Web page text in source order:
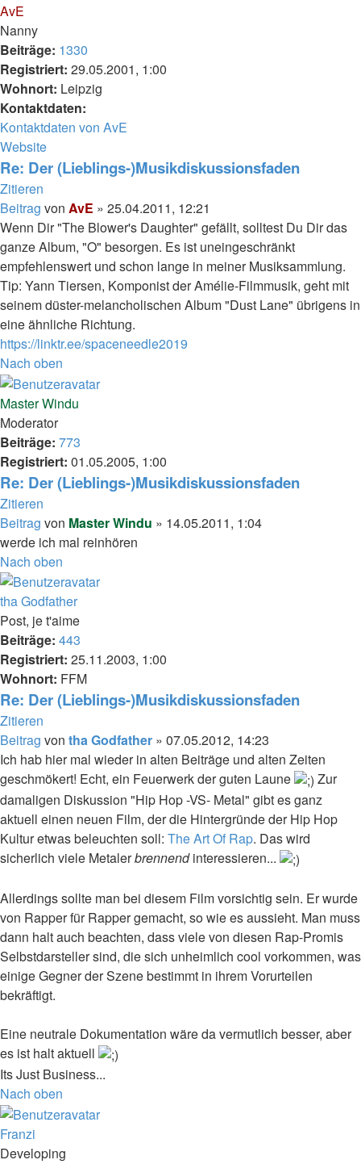
AvE
Nanny
Beiträge: 1330
Registriert: 29.05.2001, 1:00
Wohnort: Leipzig
Kontaktdaten:
Kontaktdaten von AvE
Website
Re: Der (Lieblings-)Musikdiskussionsfaden
Zitieren
Beitrag von AvE » 25.04.2011, 12:21
Wenn Dir "The Blower's Daughter" gefällt, solltest Du Dir das
ganze Album, "O" besorgen. Es ist uneingeschränkt
empfehlenswert und schon lange in meiner Musiksammlung.
Tip: Yann Tiersen, Komponist der Amélie-Filmmusik, geht mit
seinem düster-melancholischen Album "Dust Lane" übrigens in
eine ähnliche Richtung.
https://linktr.ee/spaceneedle2019
Nach oben
Master Windu
Moderator
Beiträge: 773
Registriert: 01.05.2005, 1:00
Re: Der (Lieblings-)Musikdiskussionsfaden
Zitieren
Beitrag von Master Windu » 14.05.2011, 1:04
werde ich mal reinhören
Nach oben
tha Godfather
Post, je t'aime
Beiträge: 443
Registriert: 25.11.2003, 1:00
Wohnort: FFM
Re: Der (Lieblings-)Musikdiskussionsfaden
Zitieren
Beitrag von tha Godfather » 07.05.2012, 14:23
Ich hab hier mal wieder in alten Beiträge und alten Zeiten
geschmökert! Echt, ein Feuerwerk der guten Laune
Zur
damaligen Diskussion "Hip Hop -VS- Metal" gibt es ganz
aktuell einen neuen Film, der die Hintergründe der Hip Hop
Kultur etwas beleuchten soll: The Art Of Rap. Das wird
sicherlich viele Metalerbrennendinteressieren...
Allerdings sollte man bei diesem Film vorsichtig sein. Er wurde
von Rapper für Rapper gemacht, so wie es aussieht. Man muss
dann halt auch beachten, dass viele von diesen Rap-Promis
Selbstdarsteller sind, die sich unheimlich cool vorkommen, was
einige Gegner der Szene bestimmt in ihrem Vorurteilen
bekräftigt.
Eine neutrale Dokumentation wäre da vermutlich besser, aber
es ist halt aktuell
Its Just Business...
Nach oben
Franzi
Developing